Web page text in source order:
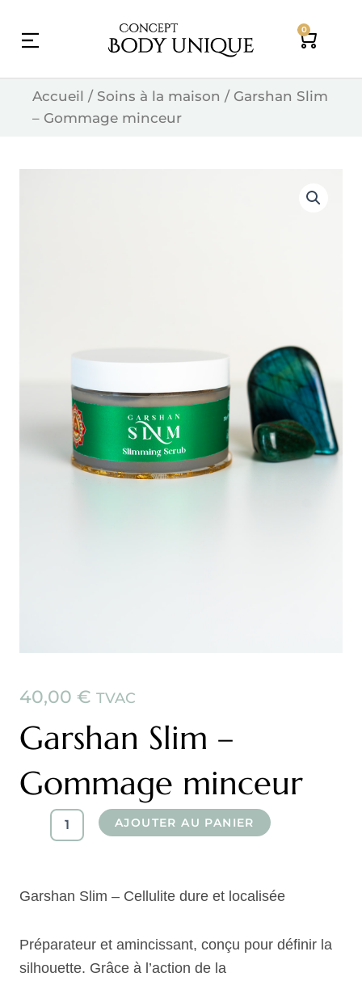
0
Cart
Accueil / Soins à la maison / Garshan Slim
– Gommage minceur
40,00 € TVAC
Garshan Slim –
Gommage minceur
quantité
Gommage
AJOUTER AU PANIER
Garshan Slim – Cellulite dure et localisée
Préparateur et amincissant, conçu pour définir la
silhouette. Grâce à l’action de la